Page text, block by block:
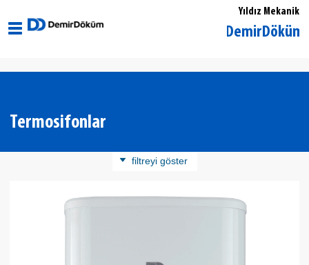
Yıldız Mekanik
Kırklareli Merkez DemirDöküm Yetkili
Termosifonlar
filtreyi göster